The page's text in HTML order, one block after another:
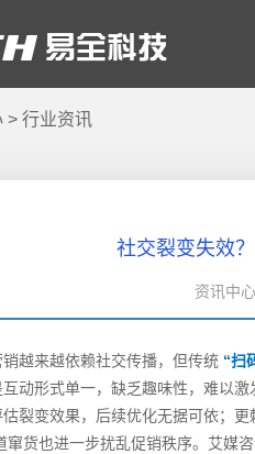
> 行业资讯
社交裂变失效
资讯中
来越依赖社交传播，但传统 “扫
动形式单一，缺乏趣味性，难以
裂变效果，后续优化无据可依；
窜货也进一步扰乱促销秩序。艾媒